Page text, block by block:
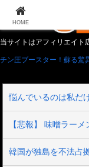
当サイトはアフィリエイト
チン圧ブースター！蘇る驚
悩んでいるのは私だ
【悲報】 味噌ラー
HOME